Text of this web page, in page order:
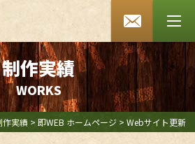
HOME
制作実績
WORKS
作実績 > 即WEB ホームページ > Webサイト更新